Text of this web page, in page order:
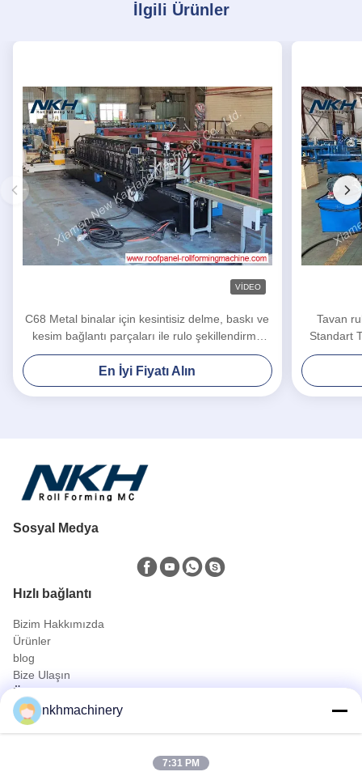
İlgili Ürünler
VIDEO
C68 Metal binalar için kesintisiz delme, baskı ve
kesim bağlantı parçaları ile rulo şekillendirme
makinesi
En İyi Fiyatı Alın
Tavan
Standart
Sosyal Medya
Hızlı bağlantı
Bizim Hakkımızda
Ürünler
blog
Bize Ulaşın
Ürünler
Çatı Paneli Top şekillendirme makinesi
şekillendirme makinesi zemin güverte rulo
nkhmachinery
7:31 PM